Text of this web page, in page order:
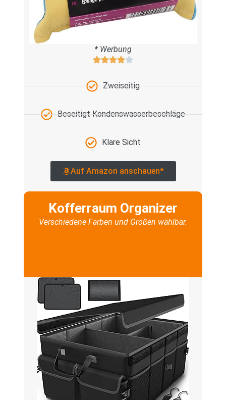
* Werbung
Zweiseitig
Beseitigt Kondenswasserbeschläge
Klare Sicht
Auf Amazon anschauen*
Kofferraum Organizer
Verschiedene Farben und Größen wählbar.